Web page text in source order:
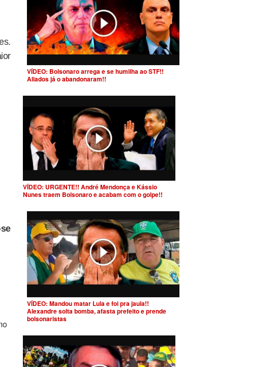
VÍDEO: Bolsonaro arrega e se humilha ao STF!!
Aliados já o abandonaram!!
VÍDEO: URGENTE!! André Mendonça e Kássio
Nunes traem Bolsonaro e acabam com o golpe!!
VÍDEO: Mandou matar Lula e foi pra jaula!!
Alexandre solta bomba, afasta prefeito e prende
bolsonaristas